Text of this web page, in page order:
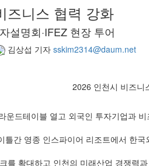
즈니스 협력 강화
설명회·IFEZ 현장 투어
김상섭 기자 sskim2314@daum.net
2026 인천시 비즈니
운드테이블 열고 외국인 투자기업과
간 영종 인스파이어 리조트에서 한
를 확대하고 인천의 미래산업 경쟁력